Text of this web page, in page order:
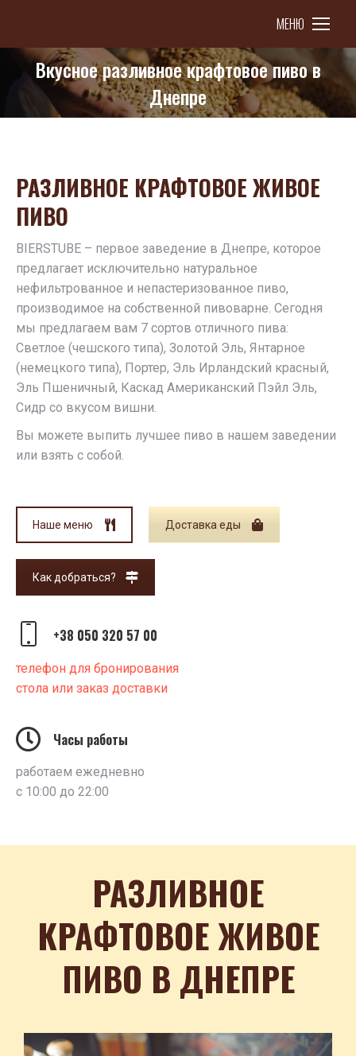
МЕНЮ
Вкусное разливное крафтовое пиво в
Днепре
You are here:
РАЗЛИВНОЕ КРАФТОВОЕ ЖИВОЕ
ПИВО
BIERSTUBE – первое заведение в Днепре, которое
предлагает исключительно натуральное
нефильтрованное и непастеризованное пиво,
производимое на собственной пивоварне. Сегодня
мы предлагаем вам 7 сортов отличного пива:
Светлое (чешского типа), Золотой Эль, Янтарное
(немецкого типа), Портер, Эль Ирландский красный,
Эль Пшеничный, Каскад Американский Пэйл Эль,
Сидр со вкусом вишни.
Вы можете выпить лучшее пиво в нашем заведении
или взять с собой.
Наше меню Доставка еды
Как добраться?
+38 050 320 57 00
телефон для бронирования
стола или заказ доставки
Часы работы
работаем ежедневно
с 10:00 до 22:00
РАЗЛИВНОЕ
КРАФТОВОЕ ЖИВОЕ
ПИВО В ДНЕПРЕ